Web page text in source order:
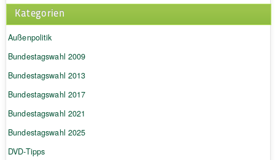
Kategorien
Außenpolitik
Bundestagswahl 2009
Bundestagswahl 2013
Bundestagswahl 2017
Bundestagswahl 2021
Bundestagswahl 2025
DVD-Tipps